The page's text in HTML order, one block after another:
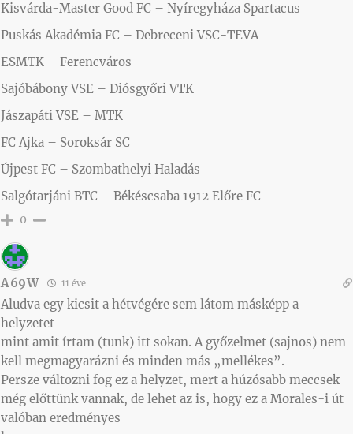
Kisvárda-Master Good FC – Nyíregyháza Spartacus
Puskás Akadémia FC – Debreceni VSC-TEVA
ESMTK – Ferencváros
Sajóbábony VSE – Diósgyőri VTK
Jászapáti VSE – MTK
FC Ajka – Soroksár SC
Újpest FC – Szombathelyi Haladás
Salgótarjáni BTC – Békéscsaba 1912 Előre FC
0
A69W 11 éve
Aludva egy kicsit a hétvégére sem látom másképp a
helyzetet
mint amit írtam (tunk) itt sokan. A győzelmet (sajnos) nem
kell megmagyarázni és minden más „mellékes”.
Persze változni fog ez a helyzet, mert a húzósabb meccsek
még előttünk vannak, de lehet az is, hogy ez a Morales-i út
valóban eredményes